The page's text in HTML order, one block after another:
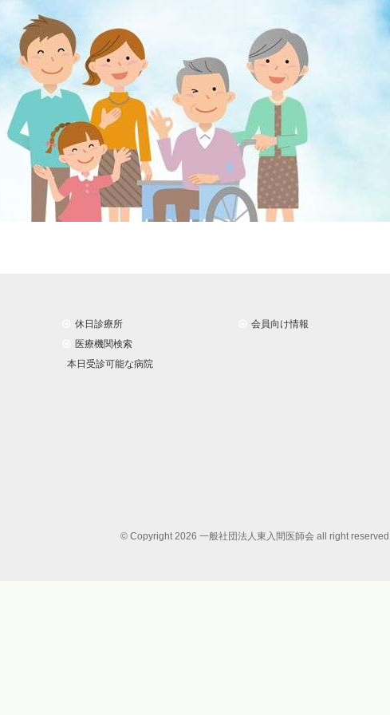
休日診療所
医療機関検索
本日受診可能な病院
会員向け情報
© Copyright 2026 一般社団法人東入間医師会 all right